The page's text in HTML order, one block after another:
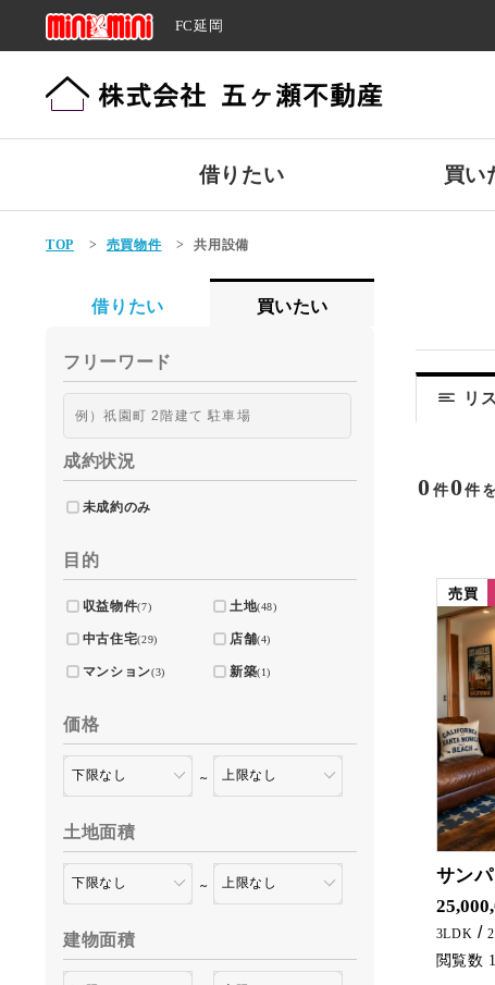
FC延岡
借りたい 買い
TOP > 売買物件 > 共用設備
リ
0 件0件
売買
6
サン
築浅のマンションがでました!(^^)! 3LDKと広々です！ マンションへのお引
3LDK
借りたい 買いたい
フリーワード
成約状況
未成約のみ
目的
収益物件(7) 土地(48)
中古住宅(29) 店舗(4)
マンション(3) 新築(1)
価格
～
土地面積
～
建物面積